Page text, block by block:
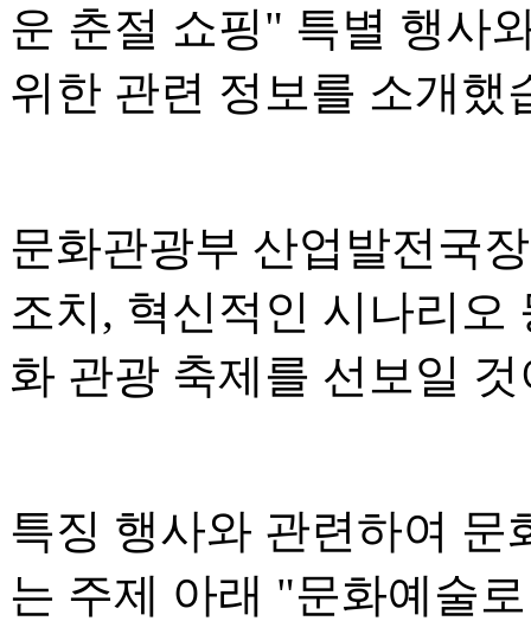
운 춘절 쇼핑" 특별 행사
위한 관련 정보를 소개했
문화관광부 산업발전국
조치, 혁신적인 시나리오
화 관광 축제를 선보일
특징 행사와 관련하여
는 주제 아래 "문화예술